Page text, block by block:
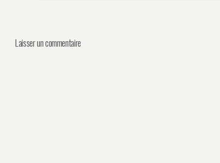
Laisser un commentaire